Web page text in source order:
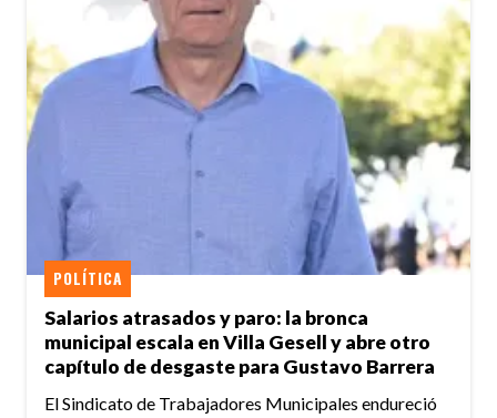
Salarios atrasados y paro: la bronca
municipal escala en Villa Gesell y abre otro
capítulo de desgaste para Gustavo Barrera
POLÍTICA
El Sindicato de Trabajadores Municipales endureció